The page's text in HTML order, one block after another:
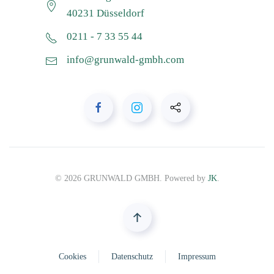
40231 Düsseldorf
0211 - 7 33 55 44
info@grunwald-gmbh.com
© 2026GRUNWALD GMBH. Powered by JK.
Cookies Datenschutz Impressum